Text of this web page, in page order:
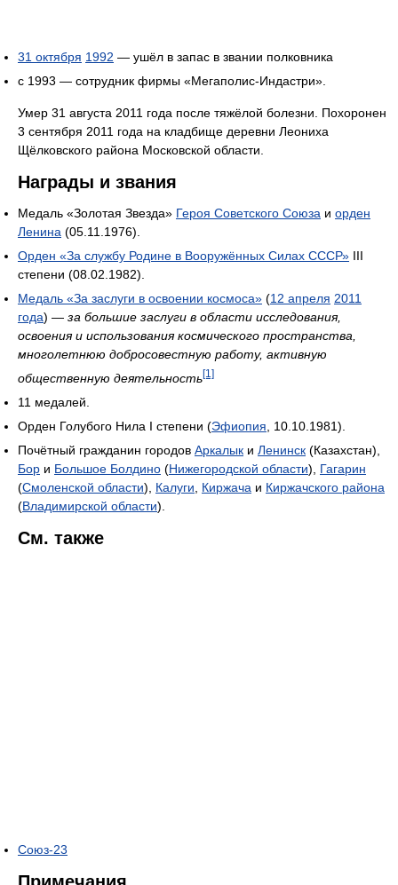
31 октября 1992 — ушёл в запас в звании полковника
с 1993 — сотрудник фирмы «Мегаполис-Индастри».
Умер 31 августа 2011 года после тяжёлой болезни. Похоронен
3 сентября 2011 года на кладбище деревни Леониха
Щёлковского района Московской области.
Награды и звания
Медаль «Золотая Звезда» Героя Советского Союза и орден
Ленина (05.11.1976).
Орден «За службу Родине в Вооружённых Силах СССР» III
степени (08.02.1982).
Медаль «За заслуги в освоении космоса» (12 апреля 2011
года) — за большие заслуги в области исследования,
освоения и использования космического пространства,
многолетнюю добросовестную работу, активную
общественную деятельность[1]
11 медалей.
Орден Голубого Нила I степени (Эфиопия , 10.10.1981).
Почётный гражданин городов Аркалык и Ленинск (Казахстан),
Бор и Большое Болдино (Нижегородской области), Гагарин
(Смоленской области), Калуги Киржача и Киржачского района
(Владимирской области).
См. также
Союз-23